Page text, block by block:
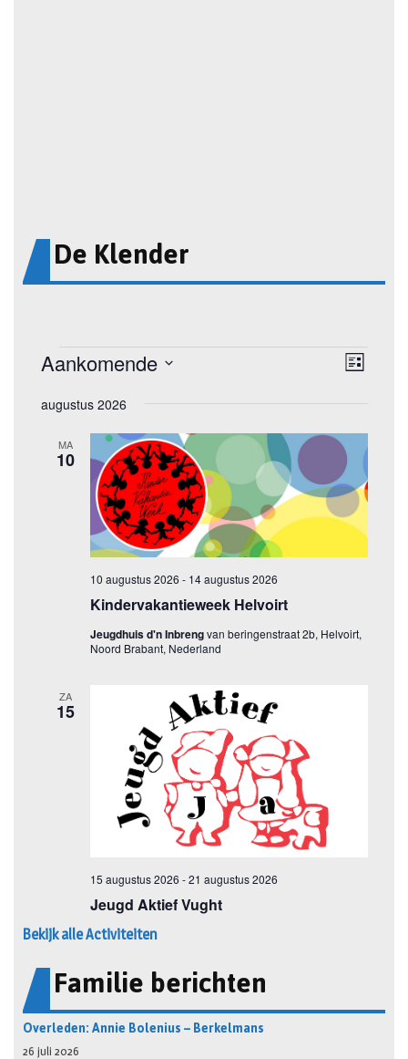
De Klender
Bekijk alle Activiteiten
Familie berichten
Overleden: Annie Bolenius – Berkelmans
26 juli 2026